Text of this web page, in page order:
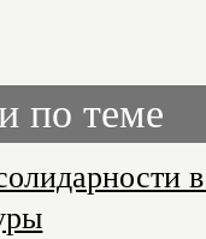
по теме